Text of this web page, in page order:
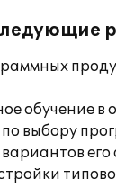
обучение в
выбору